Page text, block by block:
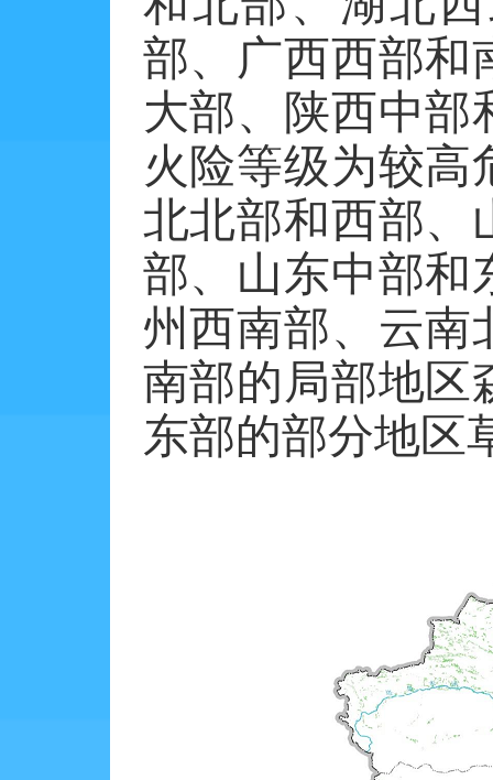
部、广西西部和
大部、陕西中部
火险等级为较高
北北部和西部、
部、山东中部和
州西南部、云南
南部的局部地区
东部的部分地区